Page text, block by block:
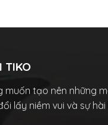
TIKO
muốn tạo nên những
lấy niềm vui và sự